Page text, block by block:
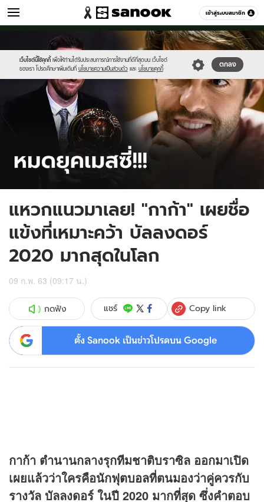
เข้าสู่ระบบสมาชิก
กีฬา หมวดอื่นๆ
เว็บไซต์นี้ใช้คุกกี้ เพื่อให้ท่านได้รับประสบการณ์การใช้งานที่ดีที่สุดบน เว็บไซต์
ของเรา โปรดศึกษาเพิ่มเติมที่ นโยบายความเป็นส่วนตัว และ นโยบายคุกกี้
ตกลง
//s.isanook.com/sr/0/images/logo-
new-
sanook.png
//s.isanook.com/sp/0/ud/210/1051895/msrfff.jpg
แหวกแนวมาเลย! "กาก้า" เผยชื่อ
แข้งที่เหมาะคว้า บัลลงดอร์
2020 มากสุดในโลก
09 ก.พ. 63 (09:17 น.)
กดฟัง แชร์ Copy link
ตั้ง Sanook เป็นข่าวโปรดบน Google
กาก้า ตำนานกลางรุก​ทีมชาติบราซิล ออกมาเปิด
เผยแล้วว่าใครคือนักฟุตบอลที่ตนมองว่าคู่ควรกับ
รางวัล บัลลงดอร์ ในปี 2020 มากที่สุด ซึ่งคำตอบ